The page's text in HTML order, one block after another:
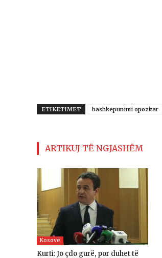
ETIKETIMET bashkepunimi opozitar
ARTIKUJ TË NGJASHËM
Kosovë
Kurti: Jo çdo gurë, por duhet të